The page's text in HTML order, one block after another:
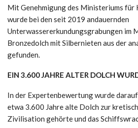
Mit Genehmigung des Ministeriums für
wurde bei den seit 2019 andauernden
Unterwassererkundungsgrabungen im
Bronzedolch mit Silbernieten aus der
gefunden.
EIN 3.600 JAHRE ALTER DOLCH
In der Expertenbewertung wurde
etwa 3.600 Jahre alte Dolch zur
Zivilisation gehörte und das